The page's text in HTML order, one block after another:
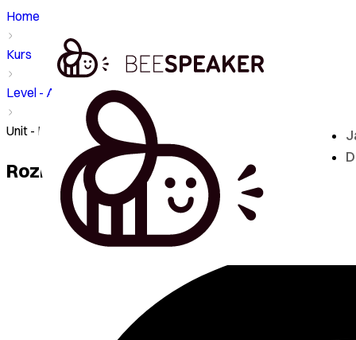
Home
Kurs
Level - A1
Unit - Rozmowa o pracę, słownictwo biznesowe
Rozmowa o pracę, słownictwo